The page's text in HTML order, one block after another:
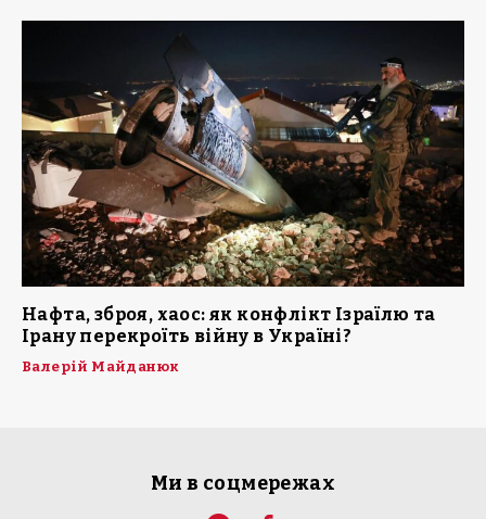
Нафта, зброя, хаос: як конфлікт Ізраїлю та
Ірану перекроїть війну в Україні?
Валерій Майданюк
Ми в соцмережах